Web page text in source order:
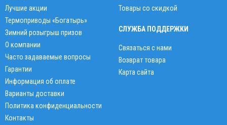
Лучшие акции
Термоприводы «Богатырь»
Зимний розыгрыш призов
О компании
Часто задаваемые вопросы
Гарантии
Информация об оплате
Варианты доставки
Политика конфиденциальности
Контакты
Товары со скидкой
СЛУЖБА ПОДДЕРЖКИ
Связаться с нами
Возврат товара
Карта сайта